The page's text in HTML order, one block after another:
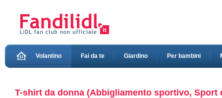
Volantino Fai da te Giardino Per bambini
T-shirt da donna (Abbigliamento sportivo, Sport